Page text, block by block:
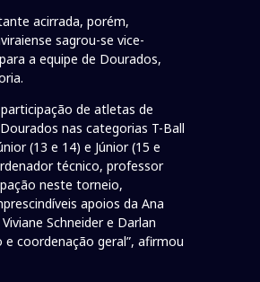
acirrada, porém,
sagrou-se vice-
a equipe de Dourados,
de atletas de
nas categorias T-Ball
(13 e 14) e Júnior (15 e
técnico, professor
neste torneio,
apoios da Ana
Schneider e Darlan
e coordenação geral”, afirmou